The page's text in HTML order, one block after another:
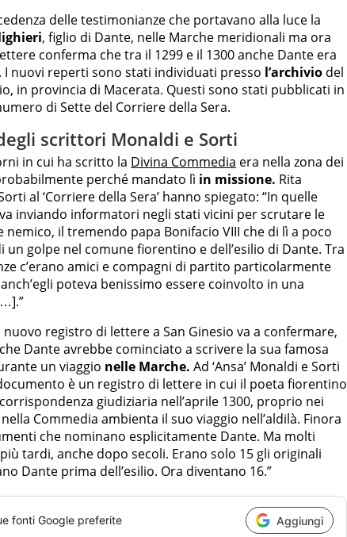
delle testimonianze che portavano alla luce la
, figlio di Dante, nelle Marche meridionali ma ora
conferma che tra il 1299 e il 1300 anche Dante era
I nuovi reperti sono stati individuati presso l’archivio del
in provincia di Macerata. Questi sono stati pubblicati in
di Sette del Corriere della Sera.
scrittori Monaldi e Sorti
in cui ha scritto la Divina Commedia era nella zona dei
perché mandato lì in missione. Rita
al ‘Corriere della Sera’ hanno spiegato: “In quelle
inviando informatori negli stati vicini per scrutare le
nemico, il tremendo papa Bonifacio VIII che di lì a poco
golpe nel comune fiorentino e dell’esilio di Dante. Tra
c’erano amici e compagni di partito particolarmente
poteva benissimo essere coinvolto in una
registro di lettere a San Ginesio va a confermare,
Dante avrebbe cominciato a scrivere la sua famosa
un viaggio nelle Marche. Ad ‘Ansa’ Monaldi e Sorti
è un registro di lettere in cui il poeta fiorentino
giudiziaria nell’aprile 1300, proprio nei
Commedia ambienta il suo viaggio nell’aldilà. Finora
che nominano esplicitamente Dante. Ma molti
tardi, anche dopo secoli. Erano solo 15 gli originali
Dante prima dell’esilio. Ora diventano 16.”
fonti Google preferite Aggiungi